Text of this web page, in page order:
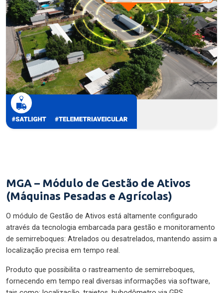
MGA – Módulo de Gestão de Ativos
(Máquinas Pesadas e Agrícolas)
O módulo de Gestão de Ativos está altamente configurado
através da tecnologia embarcada para gestão e monitoramento
de semirreboques: Atrelados ou desatrelados, mantendo assim a
localização precisa em tempo real.
Produto que possibilita o rastreamento de semirreboques,
fornecendo em tempo real diversas informações via software,